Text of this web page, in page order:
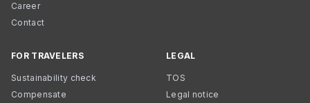
Career
Contact
FOR TRAVELERS
Sustainability check
Compensate
LEGAL
TOS
Legal notice